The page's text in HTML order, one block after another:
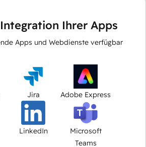
Ihrer Apps
Apps und Webdienste verfügbar
Jira Adobe Express
LinkedIn
Microsoft
Teams